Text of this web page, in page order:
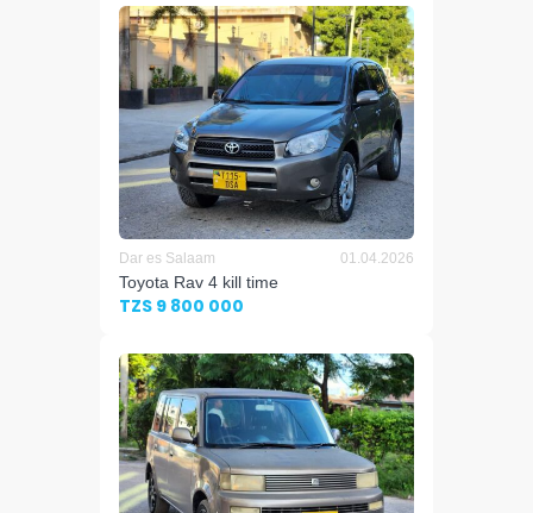
Dar es Salaam 01.04.2026
Toyota Rav 4 kill time
TZS 9 800 000